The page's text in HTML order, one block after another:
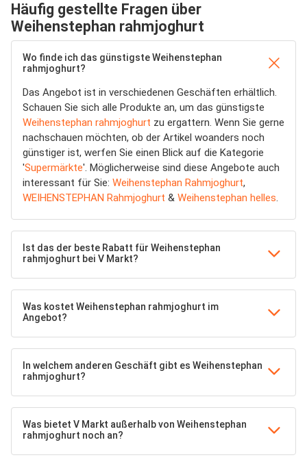
Häufig gestellte Fragen über
Weihenstephan rahmjoghurt
Wo finde ich das günstigste Weihenstephan
rahmjoghurt?
Das Angebot ist in verschiedenen Geschäften erhältlich.
Schauen Sie sich alle Produkte an, um das günstigste
Weihenstephan rahmjoghurt zu ergattern. Wenn Sie gerne
nachschauen möchten, ob der Artikel woanders noch
günstiger ist, werfen Sie einen Blick auf die Kategorie
'Supermärkte'. Möglicherweise sind diese Angebote auch
interessant für Sie: Weihenstephan Rahmjoghurt,
WEIHENSTEPHAN Rahmjoghurt & Weihenstephan helles.
Ist das der beste Rabatt für Weihenstephan
rahmjoghurt bei V Markt?
Was kostet Weihenstephan rahmjoghurt im
Angebot?
In welchem anderen Geschäft gibt es Weihenstephan
rahmjoghurt?
Was bietet V Markt außerhalb von Weihenstephan
rahmjoghurt noch an?